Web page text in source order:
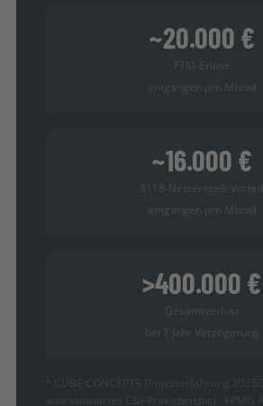
~20.000 €
FTM-Erlöse
entgangen pro Monat
~16.000 €
§118-Netzentgelt-Vorteil
entgangen pro Monat
>400.000 €
Gesamtverlust
bei 1 Jahr Verzögerung